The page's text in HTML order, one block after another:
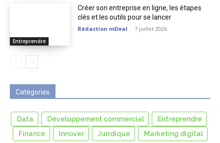
Entreprendre
Créer son entreprise en ligne, les étapes
clés et les outils pour se lancer
Rédaction mDeal - 7 juillet 2026
Catégories
Data Développement commercial
Entreprendre
Finance
Innover Juridique Marketing digital